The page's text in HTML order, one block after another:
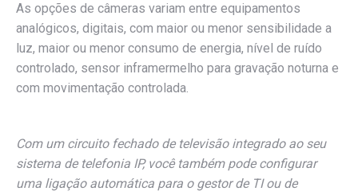
As opções de câmeras variam entre equipamentos
analógicos, digitais, com maior ou menor sensibilidade a
luz, maior ou menor consumo de energia, nível de ruído
controlado, sensor inframermelho para gravação noturna e
com movimentação controlada.
Com um circuito fechado de televisão integrado ao seu
sistema de telefonia IP, você também pode configurar
uma ligação automática para o gestor de TI ou de